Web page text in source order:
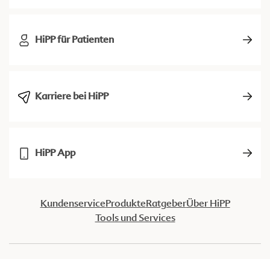
HiPP für Patienten
Karriere bei HiPP
HiPP App
KundenserviceProdukteRatgeberÜber HiPP
Tools und Services